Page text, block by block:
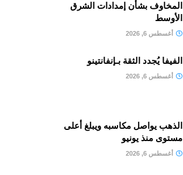
المخاوف بشأن إمدادات الشرق
الأوسط
أغسطس 6, 2026
الفيفا يُجدد الثقة بـإنفانتينو
أغسطس 6, 2026
الذهب يواصل مكاسبه ويبلغ أعلى
مستوى منذ يونيو
أغسطس 6, 2026